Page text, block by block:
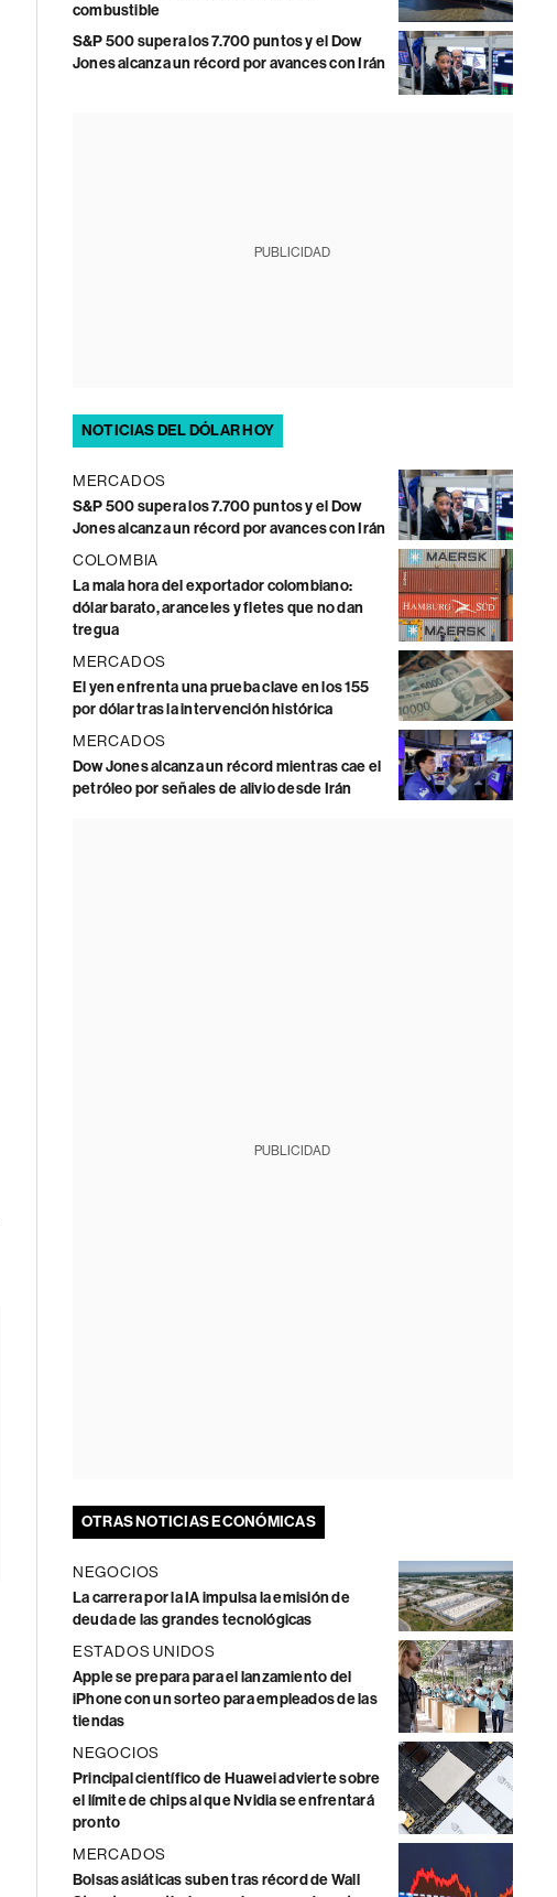
combustible
S&P 500 supera los 7.700 puntos y el Dow
Jones alcanza un récord por avances con Irán
PUBLICIDAD
NOTICIAS DEL DÓLAR HOY
MERCADOS
S&P 500 supera los 7.700 puntos y el Dow
Jones alcanza un récord por avances con Irán
COLOMBIA
La mala hora del exportador colombiano:
dólar barato, aranceles y fletes que no dan
tregua
MERCADOS
El yen enfrenta una prueba clave en los 155
por dólar tras la intervención histórica
MERCADOS
Dow Jones alcanza un récord mientras cae el
petróleo por señales de alivio desde Irán
PUBLICIDAD
OTRAS NOTICIAS ECONÓMICAS
NEGOCIOS
La carrera por la IA impulsa la emisión de
deuda de las grandes tecnológicas
ESTADOS UNIDOS
Apple se prepara para el lanzamiento del
iPhone con un sorteo para empleados de las
tiendas
NEGOCIOS
Principal científico de Huawei advierte sobre
el límite de chips al que Nvidia se enfrentará
pronto
MERCADOS
Bolsas asiáticas suben tras récord de Wall